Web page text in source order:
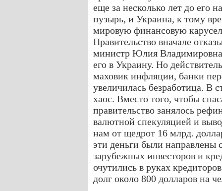
еще за несколько лет до его
пузырь, и Украина, к тому
мировую финансовую
Правительство вначале
министр Юлия Владимировна
его в Украину. Но
маховик инфляции, банки
увеличилась безработица. В
хаос. Вместо того, чтобы
правительство занялось
валютной спекуляцией и
нам от щедрот 16 млрд.
эти деньги были направлены
зарубежных инвесторов и
очутились в руках
долг около 800 долларов на